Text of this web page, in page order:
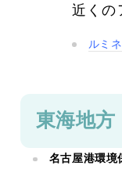
近くの
ルミ
東海地方
名古屋港環